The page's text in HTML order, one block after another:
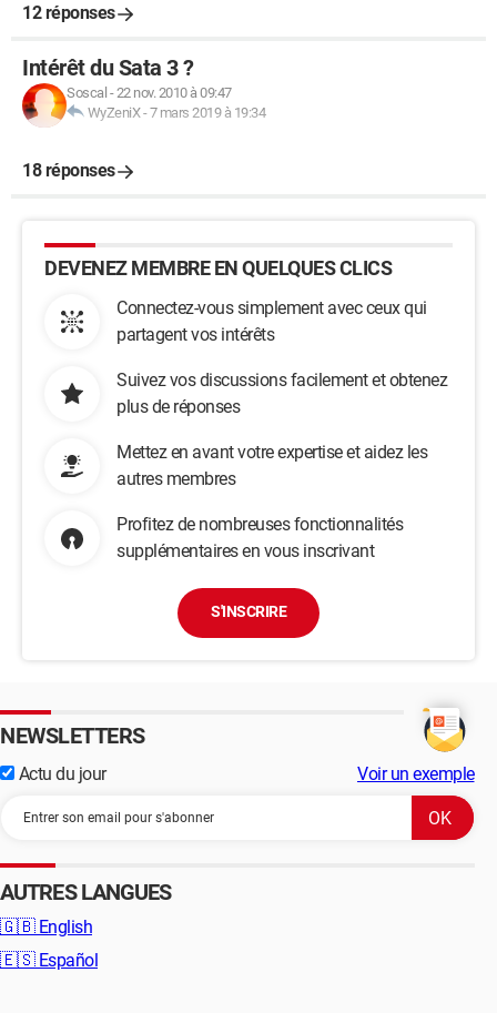
12 réponses
Intérêt du Sata 3 ?
Soscal -22 nov. 2010 à 09:47
WyZeniX-7 mars 2019 à 19:34
18 réponses
DEVENEZ MEMBRE EN QUELQUES CLICS
Connectez-vous simplement avec ceux qui
partagent vos intérêts
Suivez vos discussions facilement et obtenez
plus de réponses
Mettez en avant votre expertise et aidez les
autres membres
Profitez de nombreuses fonctionnalités
supplémentaires en vous inscrivant
S'INSCRIRE
NEWSLETTERS
Actu du jour Voir un exemple
AUTRES LANGUES
🇬🇧 English
🇪🇸 Español